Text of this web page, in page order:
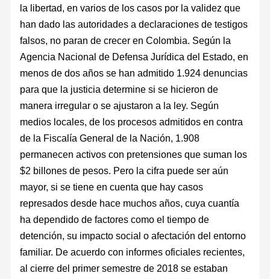
la libertad, en varios de los casos por la validez que
han dado las autoridades a declaraciones de testigos
falsos, no paran de crecer en Colombia. Según la
Agencia Nacional de Defensa Jurídica del Estado, en
menos de dos años se han admitido 1.924 denuncias
para que la justicia determine si se hicieron de
manera irregular o se ajustaron a la ley. Según
medios locales, de los procesos admitidos en contra
de la Fiscalía General de la Nación, 1.908
permanecen activos con pretensiones que suman los
$2 billones de pesos. Pero la cifra puede ser aún
mayor, si se tiene en cuenta que hay casos
represados desde hace muchos años, cuya cuantía
ha dependido de factores como el tiempo de
detención, su impacto social o afectación del entorno
familiar. De acuerdo con informes oficiales recientes,
al cierre del primer semestre de 2018 se estaban